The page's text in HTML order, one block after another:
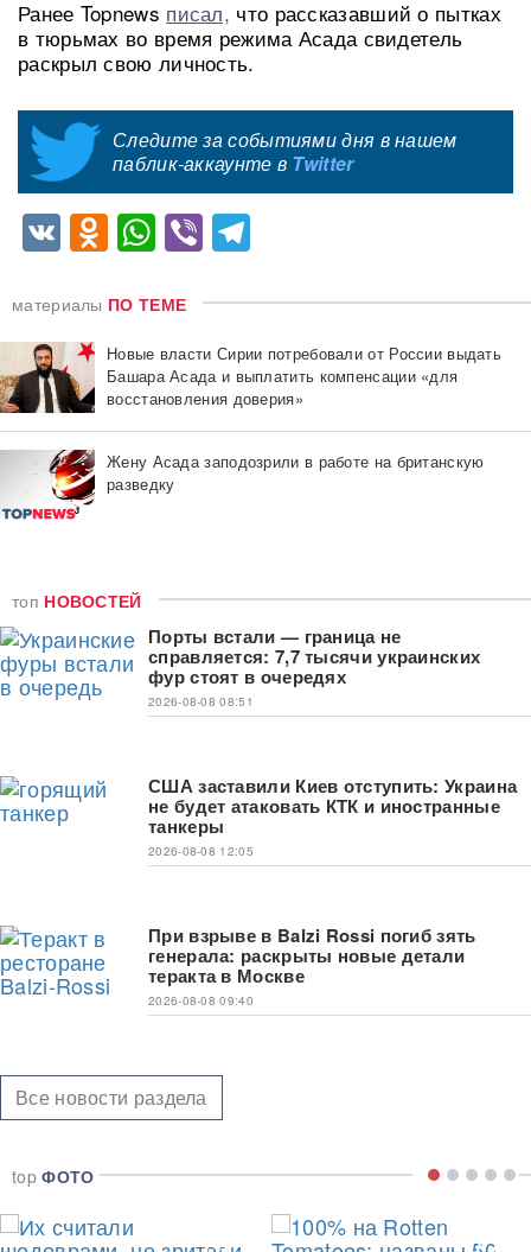
Ранее Topnews писал, что рассказавший о пытках
в тюрьмах во время режима Асада свидетель
раскрыл свою личность.
Следите за событиями дня в нашем
паблик-аккаунте в Twitter
VKOdnoklassniki
WhatsApp
Viber
материалы ПО ТЕМЕ
Новые власти Сирии потребовали от России выдать
Башара Асада и выплатить компенсации «для
восстановления доверия»
Жену Асада заподозрили в работе на британскую
разведку
топ НОВОСТЕЙ
Порты встали — граница не
справляется: 7,7 тысячи украинских
фур стоят в очередях
2026-08-08 08:51
США заставили Киев отступить: Украина
не будет атаковать КТК и иностранные
танкеры
2026-08-08 12:05
При взрыве в Balzi Rossi погиб зять
генерала: раскрыты новые детали
теракта в Москве
2026-08-08 09:40
Все новости раздела
topФОТО